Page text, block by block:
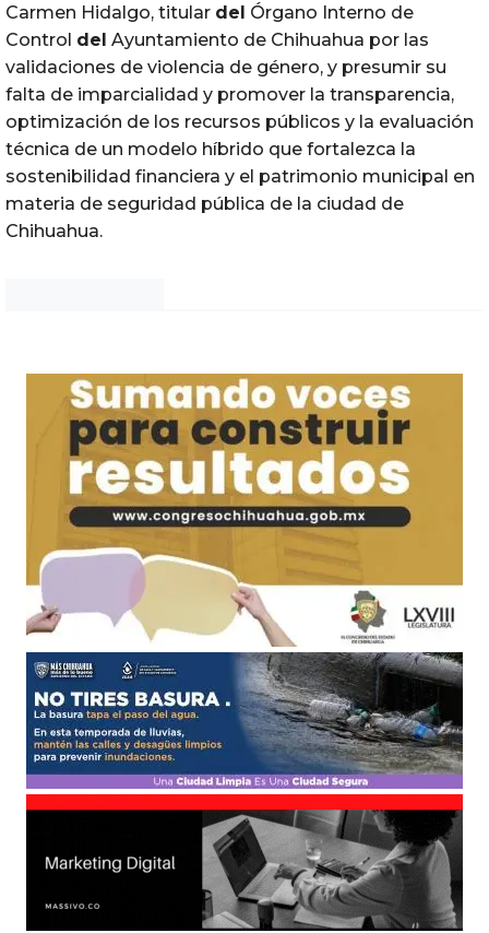
Carmen Hidalgo, titular del Órgano Interno de
Control del Ayuntamiento de Chihuahua por las
validaciones de violencia de género, y presumir su
falta de imparcialidad y promover la transparencia,
optimización de los recursos públicos y la evaluación
técnica de un modelo híbrido que fortalezca la
sostenibilidad financiera y el patrimonio municipal en
materia de seguridad pública de la ciudad de
Chihuahua.